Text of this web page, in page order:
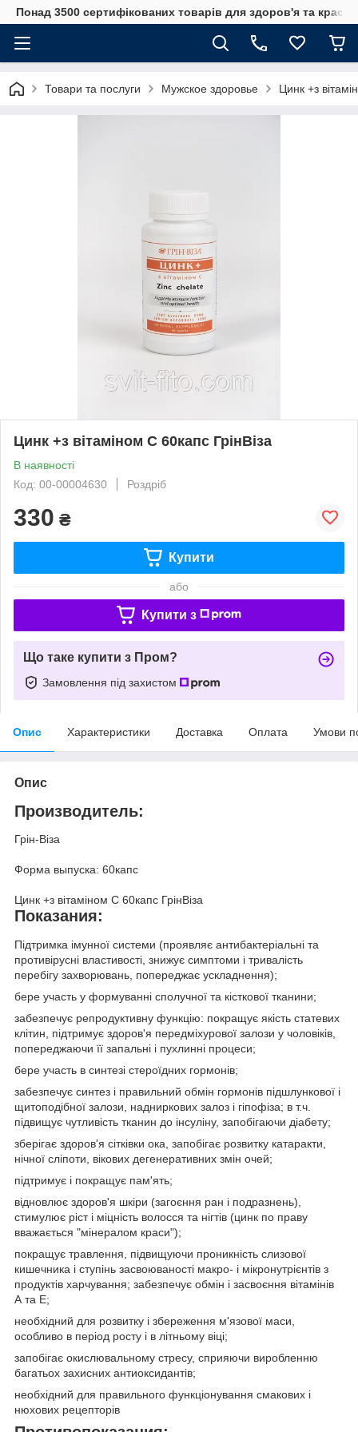
Понад 3500 сертифікованих товарів для здоров'я та краси
Товари та послуги Мужское здоровье Цинк +з
Цинк +з вітаміном С 60капс ГрінВіза
В наявності
Код: 00-00004630
Роздріб
330 ₴
Купити
або
Купити з
Що таке купити з Пром?
Замовлення під захистом
Опис Характеристики Доставка Оплата Умови
Опис
Производитель:
Грін-Віза
Форма выпуска: 60капс
Цинк +з вітаміном С 60капс ГрінВіза
Показания:
Підтримка імунної системи (проявляє антибактеріальні та
противірусні властивості, знижує симптоми і тривалість
перебігу захворювань, попереджає ускладнення);
бере участь у формуванні сполучної та кісткової тканини;
забезпечує репродуктивну функцію: покращує якість статевих
клітин, підтримує здоров'я передміхурової залози у чоловіків,
попереджаючи її запальні і пухлинні процеси;
бере участь в синтезі стероїдних гормонів;
забезпечує синтез і правильний обмін гормонів підшлункової і
щитоподібної залози, надниркових залоз і гіпофіза; в т.ч.
підвищує чутливість тканин до інсуліну, запобігаючи діабету;
зберігає здоров'я сітківки ока, запобігає розвитку катаракти,
нічної сліпоти, вікових дегенеративних змін очей;
підтримує і покращує пам'ять;
відновлює здоров'я шкіри (загоєння ран і подразнень),
стимулює ріст і міцність волосся та нігтів (цинк по праву
вважається "мінералом краси");
покращує травлення, підвищуючи проникність слизової
кишечника і ступінь засвоюваності макро- і мікронутрієнтів з
продуктів харчування; забезпечує обмін і засвоєння вітамінів
А та Е;
необхідний для розвитку і збереження м'язової маси,
особливо в період росту і в літньому віці;
запобігає окислювальному стресу, сприяючи виробленню
багатьох захисних антиоксидантів;
необхідний для правильного функціонування смакових і
нюхових рецепторів